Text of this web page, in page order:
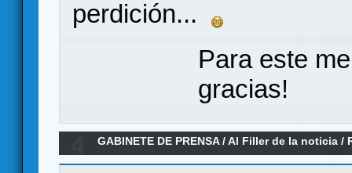
perdición...
Para este
gracias!
GABINETE DE PRENSA/Al Filler de la noticia /